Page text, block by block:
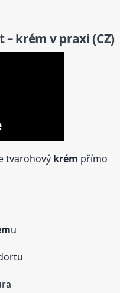
–krém v praxi (CZ)
tvarohový krém přímo
u